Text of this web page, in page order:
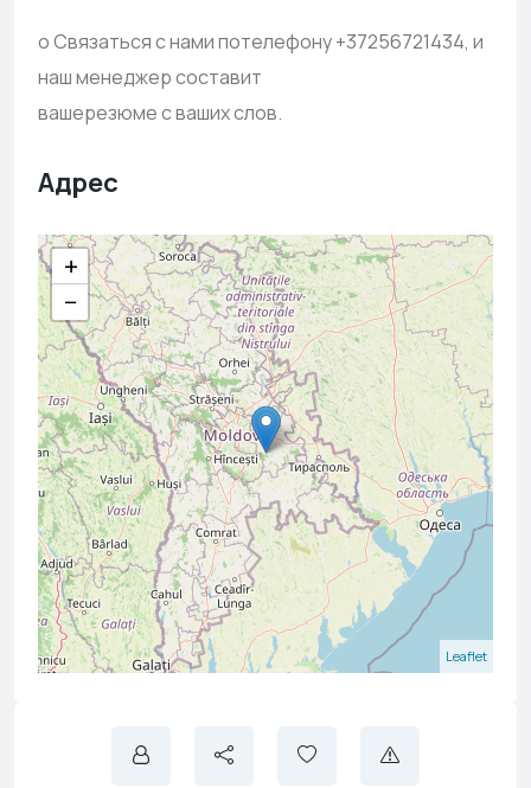
o Связаться с нами потелефону +37256721434, и
наш менеджер составит
вашерезюме с ваших слов.
Адрес
+
−
Leaflet